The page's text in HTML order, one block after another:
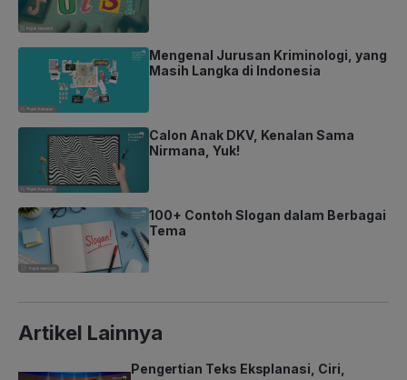
Mengenal Jurusan Kriminologi, yang
Masih Langka di Indonesia
Calon Anak DKV, Kenalan Sama
Nirmana, Yuk!
100+ Contoh Slogan dalam Berbagai
Tema
Artikel Lainnya
Pengertian Teks Eksplanasi, Ciri,